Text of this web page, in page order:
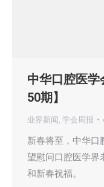
中华口腔医学
50期】
业界新闻 学会周报
新春将至，中华口
望慰问口腔医学界
和新春祝福。